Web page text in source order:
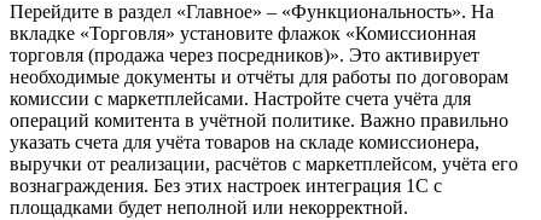
Перейдите в раздел «Главное» – «Функциональность». На
вкладке «Торговля» установите флажок «Комиссионная
торговля (продажа через посредников)». Это активирует
необходимые документы и отчёты для работы по договорам
комиссии с маркетплейсами. Настройте счета учёта для
операций комитента в учётной политике. Важно правильно
указать счета для учёта товаров на складе комиссионера,
выручки от реализации, расчётов с маркетплейсом, учёта его
вознаграждения. Без этих настроек интеграция 1С с
площадками будет неполной или некорректной.